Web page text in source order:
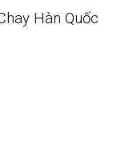
Hàn Quốc